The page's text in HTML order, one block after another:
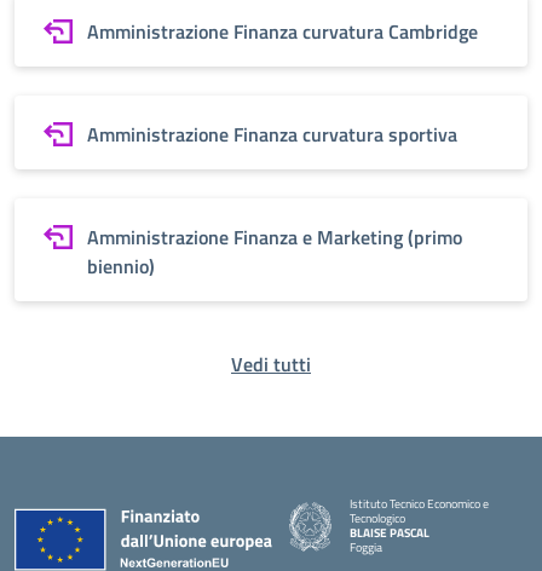
Amministrazione Finanza curvatura Cambridge
Amministrazione Finanza curvatura sportiva
Amministrazione Finanza e Marketing (primo
biennio)
Vedi tutti
Istituto Tecnico Economico e
Tecnologico
BLAISE PASCAL
Foggia
— Visita la pagina iniziale della scuola